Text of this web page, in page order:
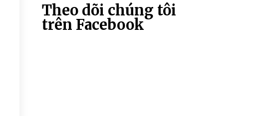
Theo dõi chúng tôi
trên Facebook